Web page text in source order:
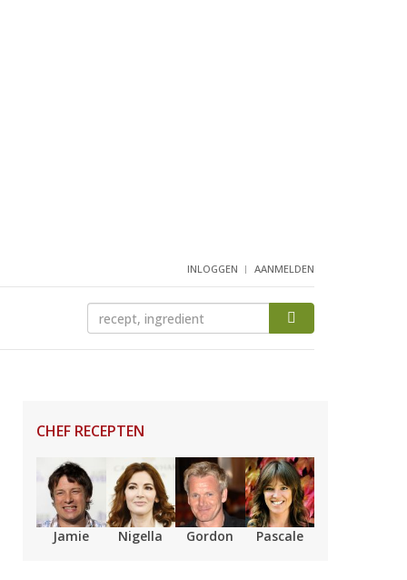
INLOGGEN AANMELDEN
CHEF RECEPTEN
Jamie Nigella Gordon Pascale